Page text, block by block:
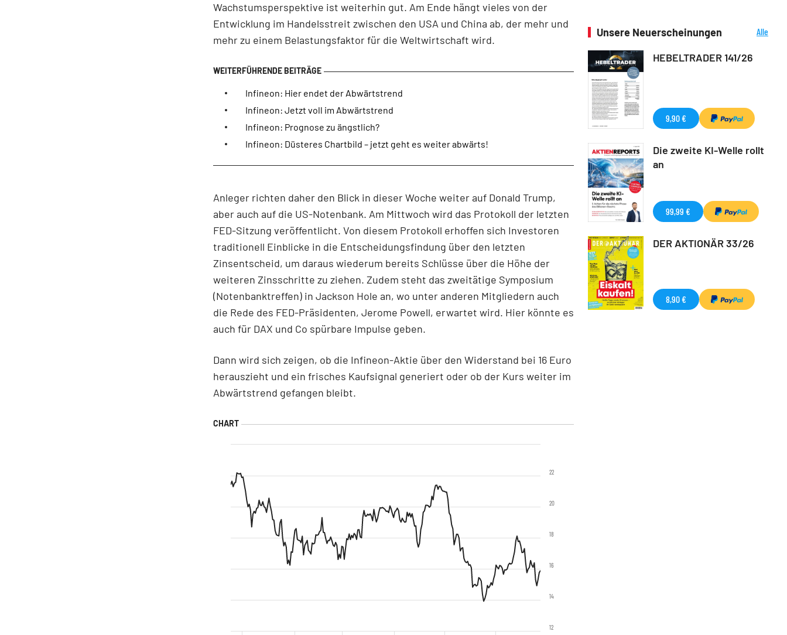
Wachstumsperspektive ist weiterhin gut. Am Ende hängt vieles von der
Entwicklung im Handelsstreit zwischen den USA und China ab, der mehr und
mehr zu einem Belastungsfaktor für die Weltwirtschaft wird.
Infineon: Hier endet der Abwärtstrend
Infineon: Jetzt voll im Abwärtstrend
Infineon: Prognose zu ängstlich?
Infineon: Düsteres Chartbild – jetzt geht es weiter abwärts!
Anleger richten daher den Blick in dieser Woche weiter auf Donald Trump,
aber auch auf die US-Notenbank. Am Mittwoch wird das Protokoll der letzten
FED-Sitzung veröffentlicht. Von diesem Protokoll erhoffen sich Investoren
traditionell Einblicke in die Entscheidungsfindung über den letzten
Zinsentscheid, um daraus wiederum bereits Schlüsse über die Höhe der
weiteren Zinsschritte zu ziehen. Zudem steht das zweitätige Symposium
(Notenbanktreffen) in Jackson Hole an, wo unter anderen Mitgliedern auch
die Rede des FED-Präsidenten, Jerome Powell, erwartet wird. Hier könnte es
auch für DAX und Co spürbare Impulse geben.
Dann wird sich zeigen, ob die Infineon-Aktie über den Widerstand bei 16 Euro
herauszieht und ein frisches Kaufsignal generiert oder ob der Kurs weiter im
Abwärtstrend gefangen bleibt.
12
14
16
18
20
22
Unsere Neuerscheinungen
Alle
HEBELTRADER 141/26
9,90 €
Die zweite KI-Welle rollt
an
99,99 €
DER AKTIONÄR 33/26
8,90 €